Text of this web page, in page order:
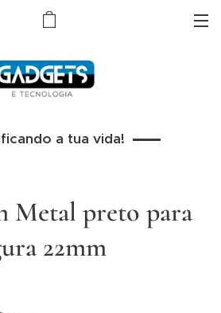
a tua vida!
Metal preto para
22mm